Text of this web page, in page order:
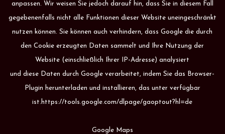
anpassen. Wir weisen Sie jedoch darauf hin, dass Sie in diesem Fall
gegebenenfalls nicht alle Funktionen dieser Website uneingeschränkt
nutzen können. Sie können auch verhindern, dass Google die durch
den Cookie erzeugten Daten sammelt und Ihre Nutzung der
Website (einschließlich Ihrer IP-Adresse) analysiert
und diese Daten durch Google verarbeitet, indem Sie das Browser-
Plugin herunterladen und installieren, das unter verfügbar
ist.https://tools.google.com/dlpage/gaoptout?hl=de
Google Maps